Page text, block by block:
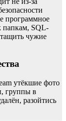
программное
папкам, SQL-
чужие
утёкшие фото
группы в
разойтись